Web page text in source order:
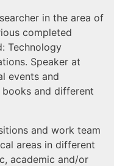
in the area of
completed
Technology
Speaker at
events and
and different
and work team
areas in different
academic and/or